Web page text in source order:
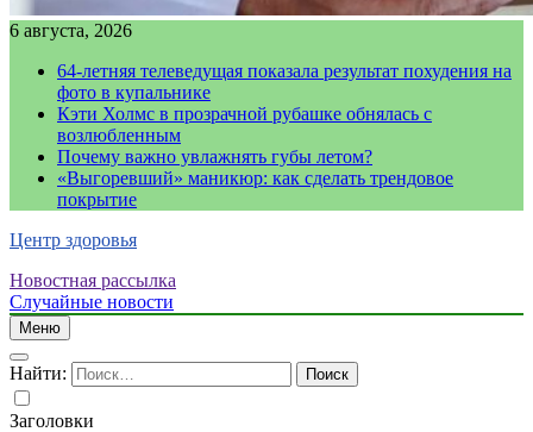
6 августа, 2026
64-летняя телеведущая показала результат похудения на
фото в купальнике
Кэти Холмс в прозрачной рубашке обнялась с
возлюбленным
Почему важно увлажнять губы летом?
«Выгоревший» маникюр: как сделать трендовое
покрытие
Центр здоровья
Новостная рассылка
Случайные новости
Меню
Найти:
Заголовки